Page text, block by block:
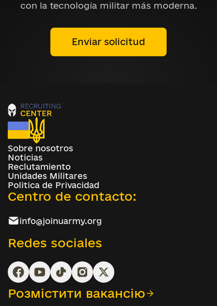
con la tecnología militar más moderna.
Enviar solicitud
Sobre nosotros
Noticias
Reclutamiento
Unidades Militares
Politica de Privacidad
Centro de contacto:
info@joinuarmy.org
Redes sociales
Розмістити вакансію